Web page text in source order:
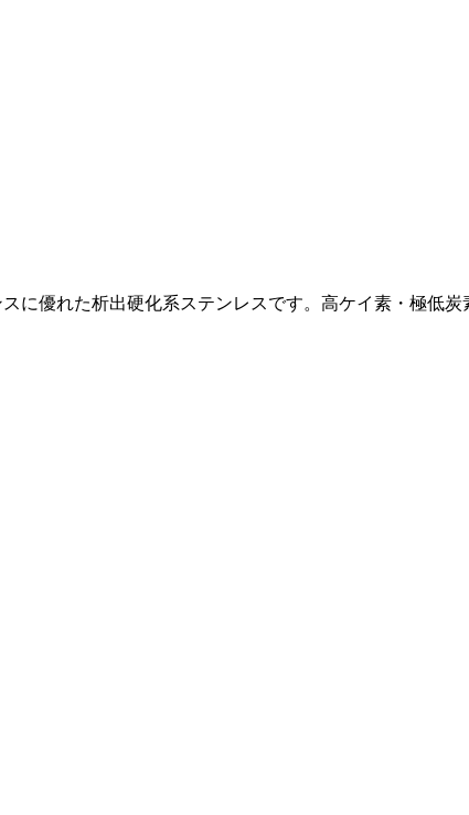
に優れた析出硬化系ステンレスです。高ケイ素・極低